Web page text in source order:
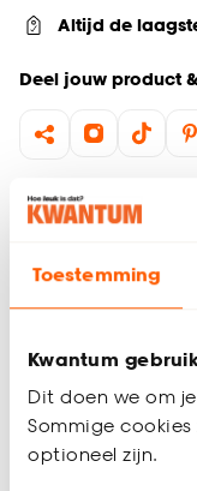
Toestemming
Kwantum
Dit doen we om
Sommige
optioneel zijn.
Altijd de
Deel jouw product
Grote klok voor in
Werkt op 1x AA-
bruine wandklok.
tijdloos ontwerp met
diameter van 25 cm
voor elke ruimte. De
(stoneware) en